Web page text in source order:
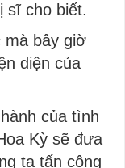
sĩ cho biết.
mà bây giờ
diện của
của tình
Kỳ sẽ đưa
ta tấn công